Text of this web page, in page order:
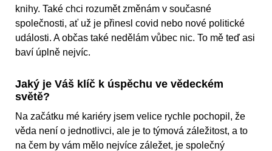
knihy. Také chci rozumět změnám v současné
společnosti, ať už je přinesl covid nebo nové politické
události. A občas také nedělám vůbec nic. To mě teď asi
baví úplně nejvíc.
Jaký je Váš klíč k úspěchu ve vědeckém
světě?
Na začátku mé kariéry jsem velice rychle pochopil, že
věda není o jednotlivci, ale je to týmová záležitost, a to
na čem by vám mělo nejvíce záležet, je společný